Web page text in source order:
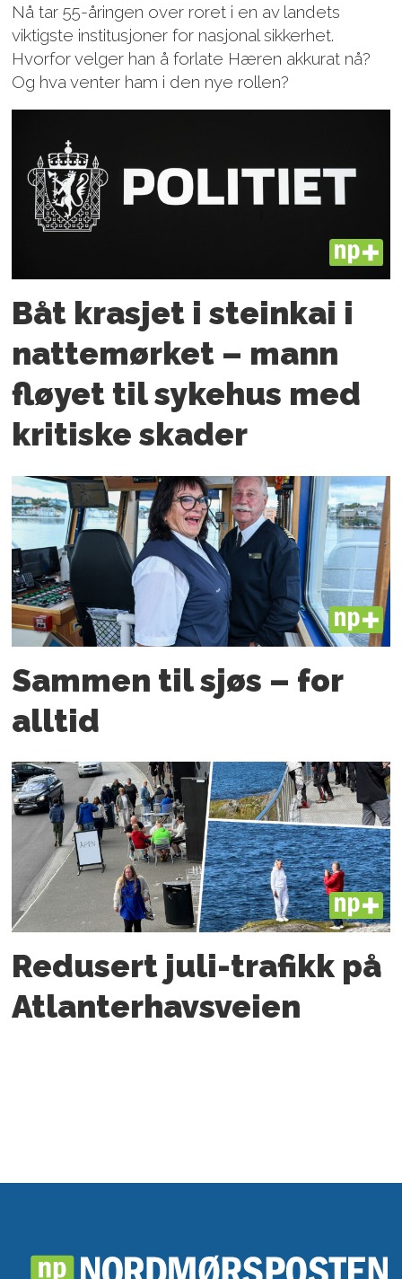
Nå tar 55-åringen over roret i en av landets
viktigste institusjoner for nasjonal sikkerhet.
Hvorfor velger han å forlate Hæren akkurat nå?
Og hva venter ham i den nye rollen?
PLUS
Båt krasjet i steinkai i
nattemørket – mann
fløyet til sykehus med
kritiske skader
PLUS
Sammen til sjøs – for
alltid
PLUS
Redusert juli-trafikk på
Atlanter­havsveien